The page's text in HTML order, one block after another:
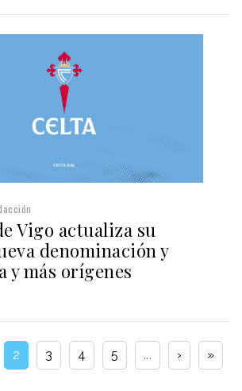
Vigo actualiza su
denominación y
y más orígenes
2 3 4 5 ... › »